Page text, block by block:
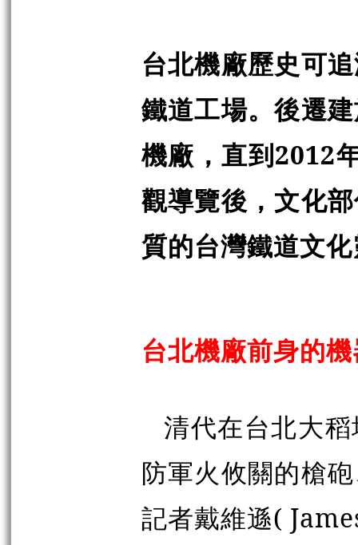
台北機廠歷史可
鐵道工場。後遷
機廠，直到2012
觀導覽後，文化
質的台灣鐵道文
台北機廠前身的
清代在台北大
防軍火攸關的槍
記者戴維遜(